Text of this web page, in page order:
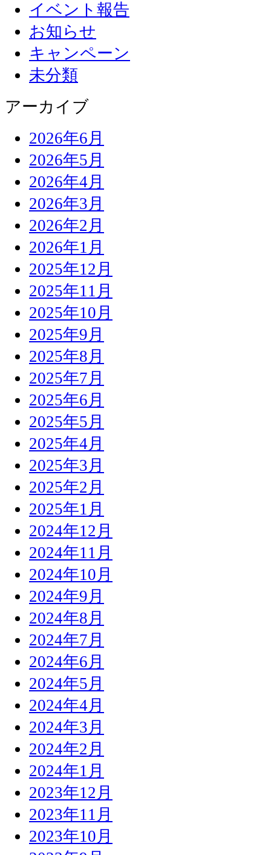
イベント報告
お知らせ
キャンペーン
未分類
アーカイブ
2026年6月
2026年5月
2026年4月
2026年3月
2026年2月
2026年1月
2025年12月
2025年11月
2025年10月
2025年9月
2025年8月
2025年7月
2025年6月
2025年5月
2025年4月
2025年3月
2025年2月
2025年1月
2024年12月
2024年11月
2024年10月
2024年9月
2024年8月
2024年7月
2024年6月
2024年5月
2024年4月
2024年3月
2024年2月
2024年1月
2023年12月
2023年11月
2023年10月